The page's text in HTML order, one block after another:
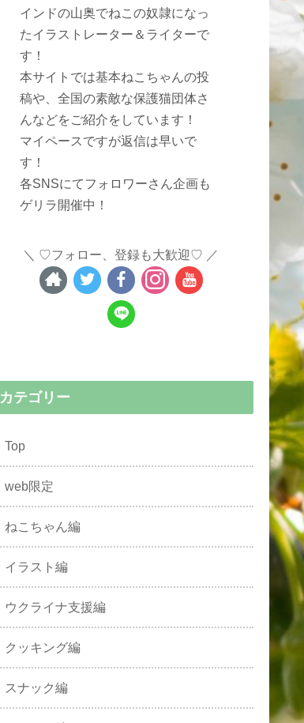
インドの山奥でねこの奴隷になっ
たイラストレーター＆ライターで
す！
本サイトでは基本ねこちゃんの投
稿や、全国の素敵な保護猫団体さ
んなどをご紹介をしています！
マイペースですが返信は早いで
す！
各SNSにてフォロワーさん企画も
ゲリラ開催中！
♡フォロー、登録も大歓迎♡
カテゴリー
Top
web限定
ねこちゃん編
イラスト編
ウクライナ支援編
クッキング編
スナック編